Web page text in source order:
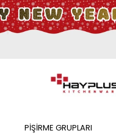
PİŞİRME GRUPLARI